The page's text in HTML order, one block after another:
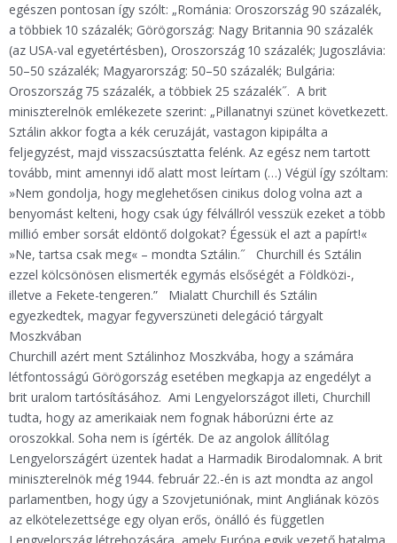
egészen pontosan így szólt: „Románia: Oroszország 90 százalék,
a többiek 10 százalék; Görögország: Nagy Britannia 90 százalék
(az USA-val egyetértésben), Oroszország 10 százalék; Jugoszlávia:
50–50 százalék; Magyarország: 50–50 százalék; Bulgária:
Oroszország 75 százalék, a többiek 25 százalék˝. A brit
miniszterelnök emlékezete szerint: „Pillanatnyi szünet következett.
Sztálin akkor fogta a kék ceruzáját, vastagon kipipálta a
feljegyzést, majd visszacsúsztatta felénk. Az egész nem tartott
tovább, mint amennyi idő alatt most leírtam (…) Végül így szóltam:
»Nem gondolja, hogy meglehetősen cinikus dolog volna azt a
benyomást kelteni, hogy csak úgy félvállról vesszük ezeket a több
millió ember sorsát eldöntő dolgokat? Égessük el azt a papírt!«
»Ne, tartsa csak meg« – mondta Sztálin.˝ Churchill és Sztálin
ezzel kölcsönösen elismerték egymás elsőségét a Földközi-,
illetve a Fekete-tengeren.” Mialatt Churchill és Sztálin
egyezkedtek, magyar fegyverszüneti delegáció tárgyalt
Moszkvában
Churchill azért ment Sztálinhoz Moszkvába, hogy a számára
létfontosságú Görögország esetében megkapja az engedélyt a
brit uralom tartósításához. Ami Lengyelországot illeti, Churchill
tudta, hogy az amerikaiak nem fognak háborúzni érte az
oroszokkal. Soha nem is ígérték. De az angolok állítólag
Lengyelországért üzentek hadat a Harmadik Birodalomnak. A brit
miniszterelnök még 1944. február 22.-én is azt mondta az angol
parlamentben, hogy úgy a Szovjetuniónak, mint Angliának közös
az elkötelezettsége egy olyan erős, önálló és független